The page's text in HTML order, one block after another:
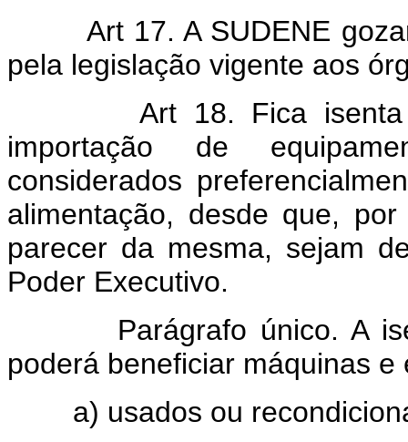
Art 17. A SUDENE
pela legislação vigente aos
Art 18. Fica
importação de
considerados
alimentação, desde que,
parecer da mesma, sejam
Poder Executivo.
Parágrafo único. A
poderá beneficiar máquinas e
a) usados ou